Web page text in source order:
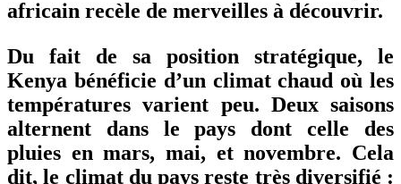
africain recèle de merveilles à découvrir.
Du fait de sa position stratégique, le
Kenya bénéficie d’un climat chaud où les
températures varient peu. Deux saisons
alternent dans le pays dont celle des
pluies en mars, mai, et novembre. Cela
dit, le climat du pays reste très diversifié :